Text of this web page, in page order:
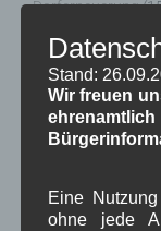
Dorferneuerung
in Wallgau(1.091)
Kommunalpolitik
Pressespiegel
um Wallgau(258)
Wallgau im Netz
Schlagwörter
Stand:
Wir freuen
Eine
ohne jede